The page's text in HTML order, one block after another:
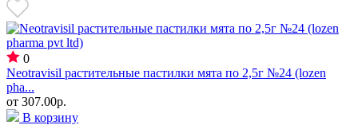
0
Neotravisil растительные пастилки мята по 2,5г №24 (lozen
pha...
от 307.00р.
В корзину